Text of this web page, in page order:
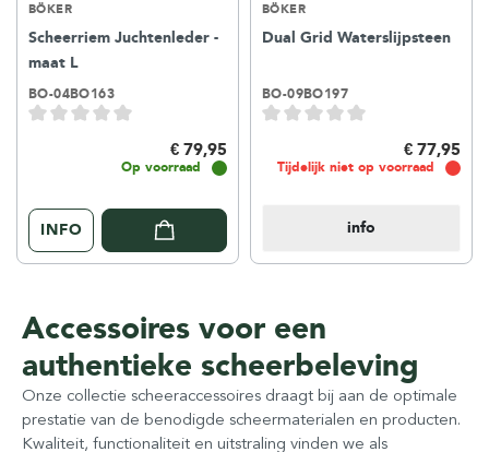
BÖKER
Scheerriem Juchtenleder -
maat L
BO-04BO163
€ 79,95
Op voorraad
INFO
BÖKER
Dual Grid Waterslijpsteen
BO-09BO197
€ 77,95
Tijdelijk niet op voorraad
info
Accessoires voor een
authentieke scheerbeleving
Onze collectie scheeraccessoires draagt bij aan de optimale
prestatie van de benodigde scheermaterialen en producten.
Kwaliteit, functionaliteit en uitstraling vinden we als